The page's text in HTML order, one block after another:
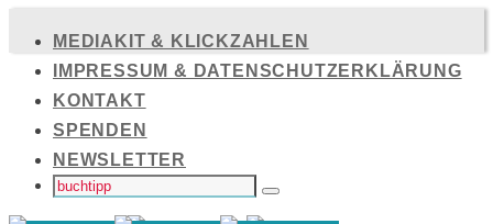
Inhalt
springen
MEDIAKIT & KLICKZAHLEN
IMPRESSUM & DATENSCHUTZERKLÄRUNG
KONTAKT
SPENDEN
NEWSLETTER
SUCHEN
NACH: Suchen